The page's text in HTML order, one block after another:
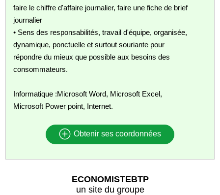
faire le chiffre d'affaire journalier, faire une fiche de brief
journalier
• Sens des responsabilités, travail d'équipe, organisée,
dynamique, ponctuelle et surtout souriante pour
répondre du mieux que possible aux besoins des
consommateurs.
Informatique :Microsoft Word, Microsoft Excel,
Microsoft Power point, Internet.
Obtenir ses coordonnées
ECONOMISTEBTP
un site du groupe